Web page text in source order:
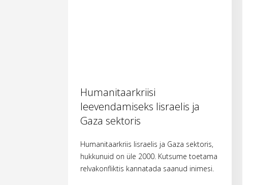
Humanitaarkriisi
leevendamiseks Iisraelis ja
Gaza sektoris
Humanitaarkriis Iisraelis ja Gaza sektoris,
hukkunuid on üle 2000. Kutsume toetama
relvakonfliktis kannatada saanud inimesi.